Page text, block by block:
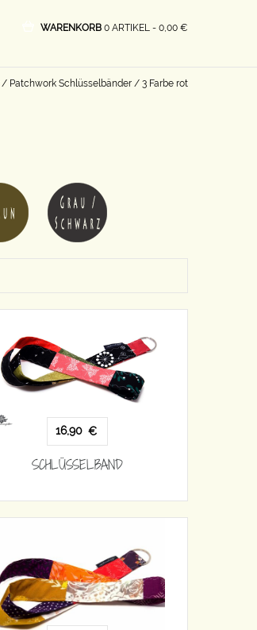
WARENKORB 0 ARTIKEL - 0,00 €
/ Patchwork Schlüsselbänder / 3 Farbe rot
16,90 €
SCHLÜSSELBAND